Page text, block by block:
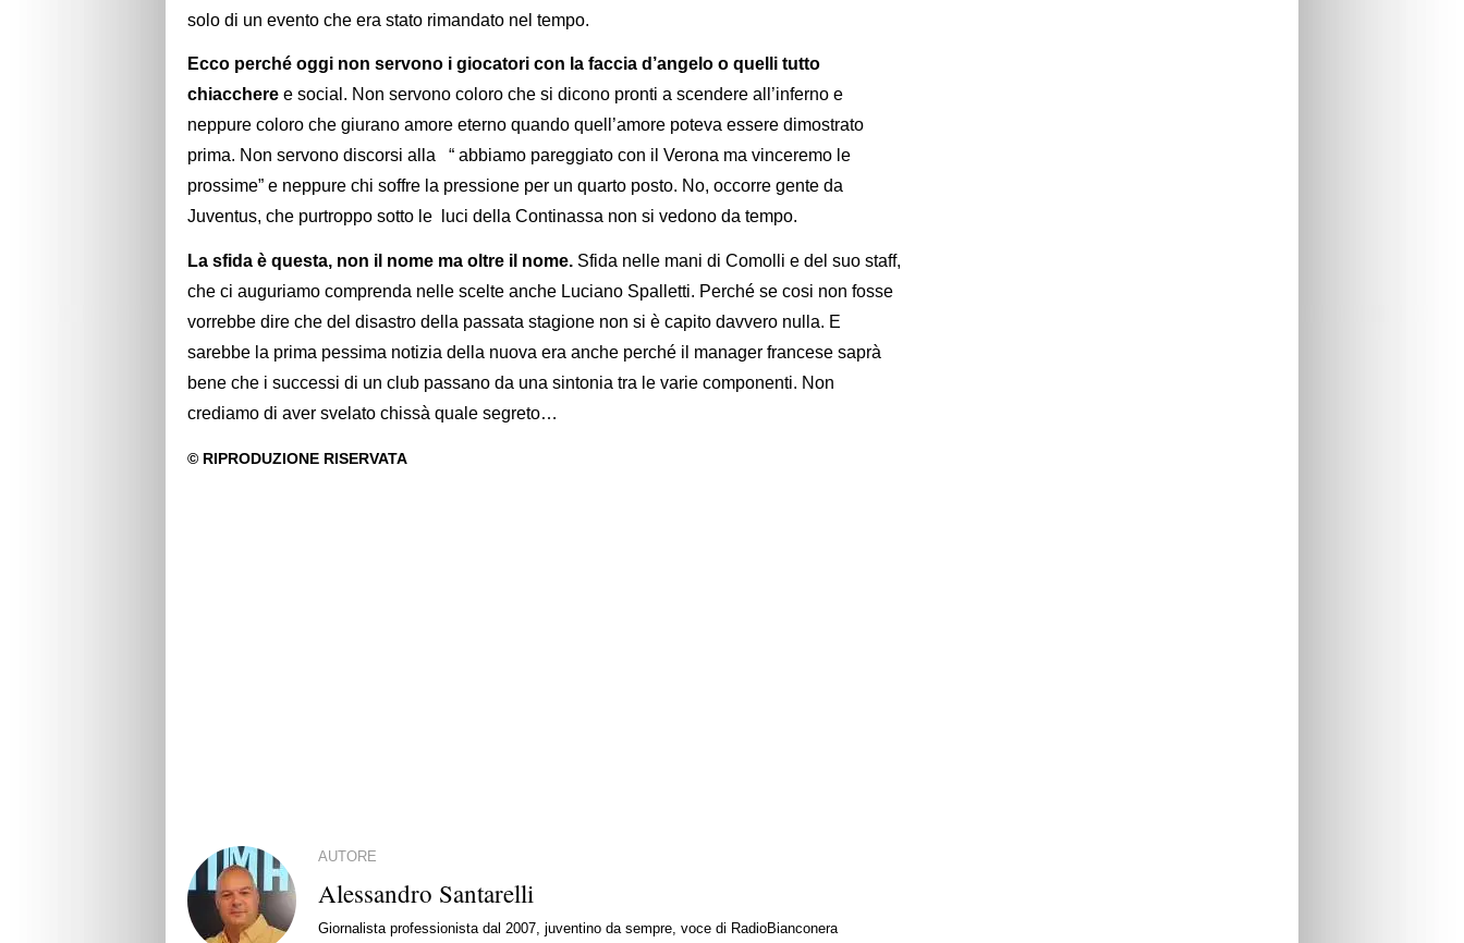
solo di un evento che era stato rimandato nel tempo.
Ecco perché oggi non servono i giocatori con la faccia d’angelo o quelli tutto
chiacchere e social. Non servono coloro che si dicono pronti a scendere all’inferno e
neppure coloro che giurano amore eterno quando quell’amore poteva essere dimostrato
prima. Non servono discorsi alla “ abbiamo pareggiato con il Verona ma vinceremo le
prossime” e neppure chi soffre la pressione per un quarto posto. No, occorre gente da
Juventus, che purtroppo sotto le luci della Continassa non si vedono da tempo.
La sfida è questa, non il nome ma oltre il nome. Sfida nelle mani di Comolli e del suo staff,
che ci auguriamo comprenda nelle scelte anche Luciano Spalletti. Perché se cosi non fosse
vorrebbe dire che del disastro della passata stagione non si è capito davvero nulla. E
sarebbe la prima pessima notizia della nuova era anche perché il manager francese saprà
bene che i successi di un club passano da una sintonia tra le varie componenti. Non
crediamo di aver svelato chissà quale segreto…
AUTORE
Alessandro Santarelli
Giornalista professionista dal 2007, juventino da sempre, voce di RadioBianconera